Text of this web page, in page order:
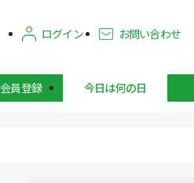
ログイン お問い合わせ
会員登録 今日は何の日